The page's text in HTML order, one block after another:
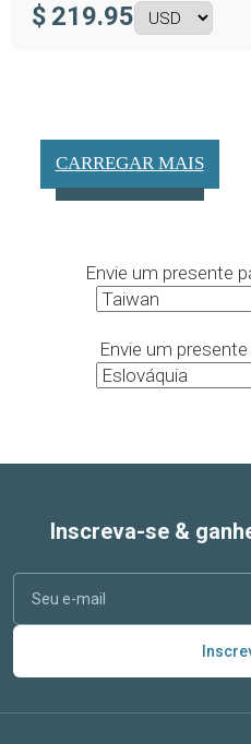
$ 219.95
CARREGAR MAIS
Envie um presente
Envie um
Inscreva-se &